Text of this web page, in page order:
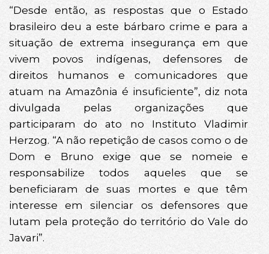
“Desde então, as respostas que o Estado
brasileiro deu a este bárbaro crime e para a
situação de extrema insegurança em que
vivem povos indígenas, defensores de
direitos humanos e comunicadores que
atuam na Amazônia é insuficiente”, diz nota
divulgada pelas organizações que
participaram do ato no Instituto Vladimir
Herzog. “A não repetição de casos como o de
Dom e Bruno exige que se nomeie e
responsabilize todos aqueles que se
beneficiaram de suas mortes e que têm
interesse em silenciar os defensores que
lutam pela proteção do território do Vale do
Javari”.